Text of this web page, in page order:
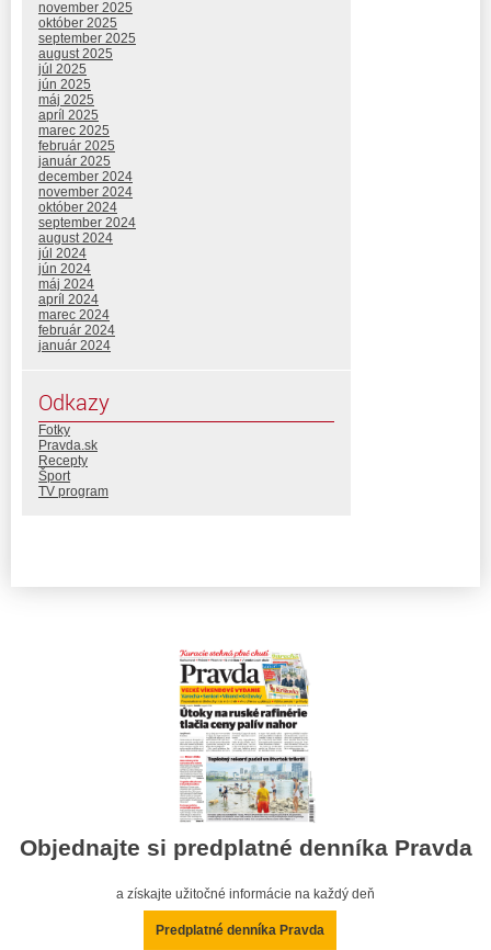
november 2025
október 2025
september 2025
august 2025
júl 2025
jún 2025
máj 2025
apríl 2025
marec 2025
február 2025
január 2025
december 2024
november 2024
október 2024
september 2024
august 2024
júl 2024
jún 2024
máj 2024
apríl 2024
marec 2024
február 2024
január 2024
Odkazy
Fotky
Pravda.sk
Recepty
Šport
TV program
Objednajte si predplatné denníka Pravda
a získajte užitočné informácie na každý deň
Predplatné denníka Pravda